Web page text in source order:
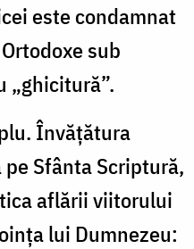
este condamnat
sub
„ghicitură”.
Învățătura
Sfânta Scriptură,
aflării viitorului
lui Dumnezeu: